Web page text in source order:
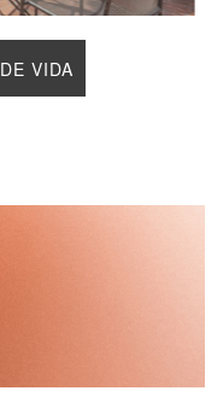
VIDA